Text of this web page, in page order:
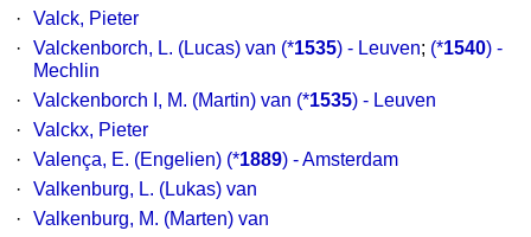
·
Valck, Pieter
·
Valckenborch, L. (Lucas) van (*1535) - Leuven; (*1540) -
Mechlin
·
Valckenborch I, M. (Martin) van (*1535) - Leuven
·
Valckx, Pieter
·
Valença, E. (Engelien) (*1889) - Amsterdam
·
Valkenburg, L. (Lukas) van
·
Valkenburg, M. (Marten) van